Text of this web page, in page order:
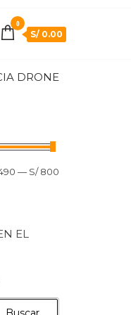
0
S/ 0.00
DRONE
— S/ 800
EL